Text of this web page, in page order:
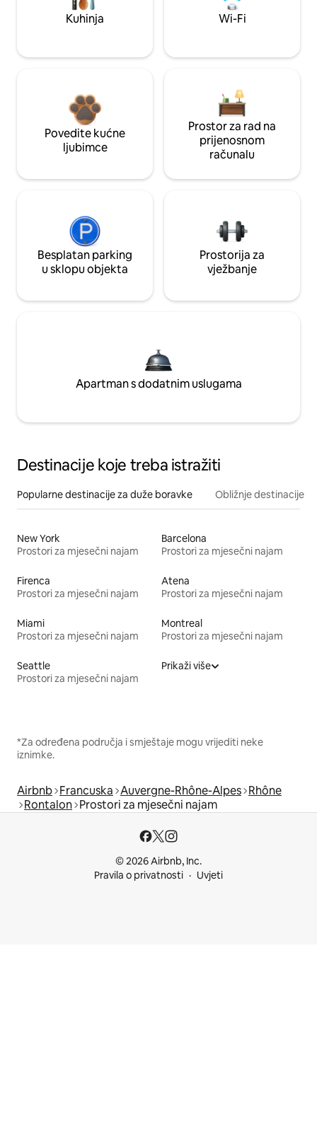
Kuhinja Wi-Fi
Povedite kućne
ljubimce
Prostor za rad na
prijenosnom
računalu
Besplatan parking
u sklopu objekta
Prostorija za
vježbanje
Apartman s dodatnim uslugama
Destinacije koje treba istražiti
Popularne destinacije za duže boravke Obližnje destinacije
New York
Prostori za mjesečni najam
Barcelona
Prostori za mjesečni najam
Firenca
Prostori za mjesečni najam
Atena
Prostori za mjesečni najam
Miami
Prostori za mjesečni najam
Montreal
Prostori za mjesečni najam
Seattle
Prostori za mjesečni najam
Prikaži više
*Za određena područja i smještaje mogu vrijediti neke
iznimke.
Airbnb Francuska Auvergne-Rhône-Alpes Rhône
Rontalon Prostori za mjesečni najam
© 2026 Airbnb, Inc.
Pravila o privatnosti
Uvjeti